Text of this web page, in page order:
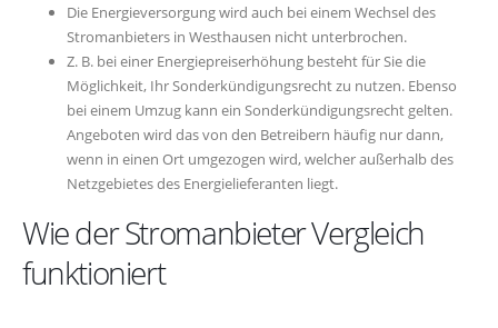
Die Energieversorgung wird auch bei einem Wechsel des
Stromanbieters in Westhausen nicht unterbrochen.
Z. B. bei einer Energiepreiserhöhung besteht für Sie die
Möglichkeit, Ihr Sonderkündigungsrecht zu nutzen. Ebenso
bei einem Umzug kann ein Sonderkündigungsrecht gelten.
Angeboten wird das von den Betreibern häufig nur dann,
wenn in einen Ort umgezogen wird, welcher außerhalb des
Netzgebietes des Energielieferanten liegt.
Wie der Stromanbieter Vergleich
funktioniert